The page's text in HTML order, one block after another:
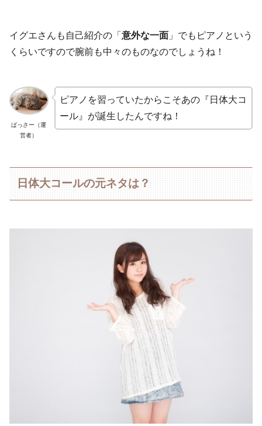
イグエさんも自己紹介の「 意外な一面 」でもピアノという
くらいですので腕前も中々のものなのでしょうね！
ばっさー（運
営者）
ピアノを習っていたからこそあの『日体大コ
ール』が誕生したんですね！
日体大コールの元ネタは？